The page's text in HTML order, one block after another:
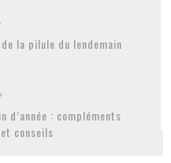
la pilule du lendemain
: compléments
conseils